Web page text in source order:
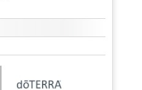
の表示が必要です。